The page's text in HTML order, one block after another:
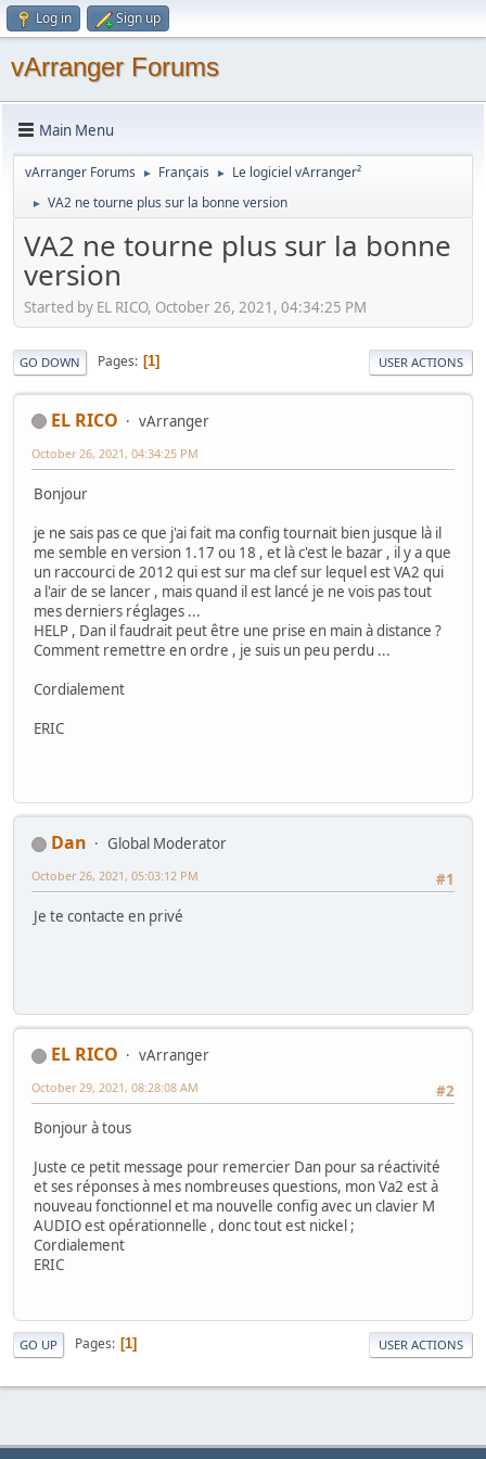
Log in Sign up
vArranger Forums
Main Menu
vArranger Forums ► Français ► Le logiciel vArranger²
► VA2 ne tourne plus sur la bonne version
VA2 ne tourne plus sur la bonne
version
Started by EL RICO, October 26, 2021, 04:34:25 PM
GO DOWN Pages 1 USER ACTIONS
EL RICO vArranger
October 26, 2021, 04:34:25 PM
Bonjour
je ne sais pas ce que j'ai fait ma config tournait bien jusque là il
me semble en version 1.17 ou 18 , et là c'est le bazar , il y a que
un raccourci de 2012 qui est sur ma clef sur lequel est VA2 qui
a l'air de se lancer , mais quand il est lancé je ne vois pas tout
mes derniers réglages ...
HELP , Dan il faudrait peut être une prise en main à distance ?
Comment remettre en ordre , je suis un peu perdu ...
Cordialement
ERIC
Dan
Global Moderator
#1
October 26, 2021, 05:03:12 PM
Je te contacte en privé
EL RICO
vArranger
#2
October 29, 2021, 08:28:08 AM
Bonjour à tous
Juste ce petit message pour remercier Dan pour sa réactivité
et ses réponses à mes nombreuses questions, mon Va2 est à
nouveau fonctionnel et ma nouvelle config avec un clavier M
AUDIO est opérationnelle , donc tout est nickel ;
Cordialement
ERIC
GO UP Pages 1 USER ACTIONS